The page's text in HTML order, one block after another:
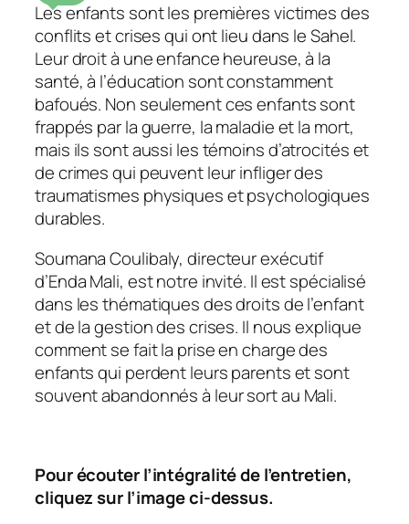
Les enfants sont les premières victimes des
conflits et crises qui ont lieu dans le Sahel.
Leur droit à une enfance heureuse, à la
santé, à l’éducation sont constamment
bafoués. Non seulement ces enfants sont
frappés par la guerre, la maladie et la mort,
mais ils sont aussi les témoins d’atrocités et
de crimes qui peuvent leur infliger des
traumatismes physiques et psychologiques
durables.
Soumana Coulibaly, directeur exécutif
d’Enda Mali, est notre invité. Il est spécialisé
dans les thématiques des droits de l’enfant
et de la gestion des crises. Il nous explique
comment se fait la prise en charge des
enfants qui perdent leurs parents et sont
souvent abandonnés à leur sort au Mali.
Pour écouter l’intégralité de l’entretien,
cliquez sur l’image ci-dessus.